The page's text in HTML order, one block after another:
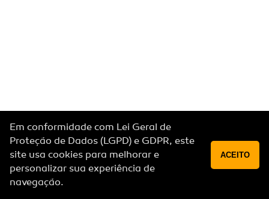
Em conformidade com Lei Geral de
Proteção de Dados (LGPD) e GDPR, este
site usa cookies para melhorar e
personalizar sua experiência de
navegação.
ACEITO